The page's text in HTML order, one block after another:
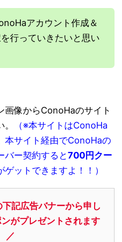
アカウント作成＆
行っていきたいと思い
画像からConoHaのサイト
（※本サイトはConoHa
本サイト経由でConoHaの
バー契約すると700円クー
ゲットできますよ！！）
記広告バナーから申し
がプレゼントされます
／